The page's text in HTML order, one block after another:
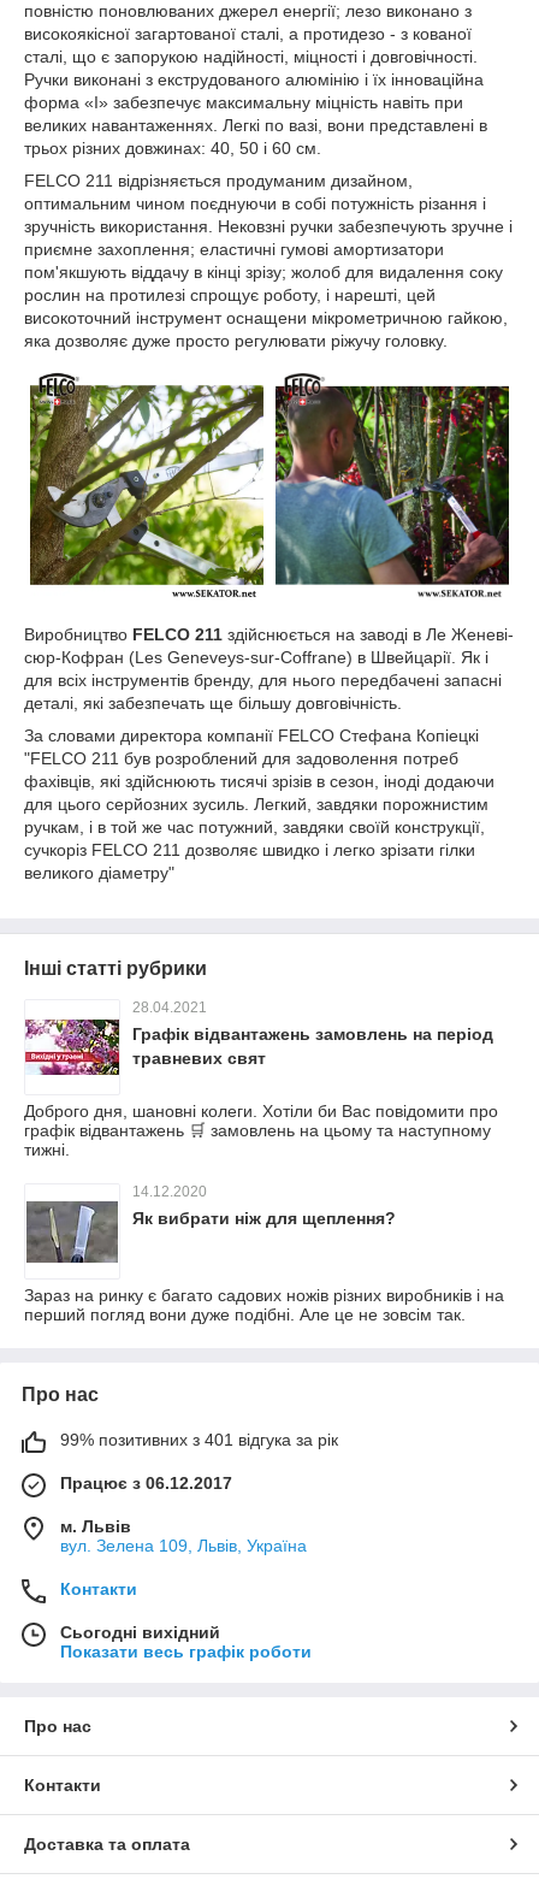
повністю поновлюваних джерел енергії; лезо виконано з
високоякісної загартованої сталі, а протидезо - з кованої
сталі, що є запорукою надійності, міцності і довговічності.
Ручки виконані з екструдованого алюмінію і їх інноваційна
форма «I» забезпечує максимальну міцність навіть при
великих навантаженнях. Легкі по вазі, вони представлені в
трьох різних довжинах: 40, 50 і 60 см.
FELCO 211 відрізняється продуманим дизайном,
оптимальним чином поєднуючи в собі потужність різання і
зручність використання. Нековзні ручки забезпечують зручне і
приємне захоплення; еластичні гумові амортизатори
пом'якшують віддачу в кінці зрізу; жолоб для видалення соку
рослин на протилезі спрощує роботу, і нарешті, цей
високоточний інструмент оснащени мікрометричною гайкою,
яка дозволяє дуже просто регулювати ріжучу головку.
Виробництво FELCO 211 здійснюється на заводі в Ле Женеві-
сюр-Кофран (Les Geneveys-sur-Coffrane) в Швейцарії. Як і
для всіх інструментів бренду, для нього передбачені запасні
деталі, які забезпечать ще більшу довговічність.
За словами директора компанії FELCO Стефана Копіецкі
"FELCO 211 був розроблений для задоволення потреб
фахівців, які здійснюють тисячі зрізів в сезон, іноді додаючи
для цього серйозних зусиль. Легкий, завдяки порожнистим
ручкам, і в той же час потужний, завдяки своїй конструкції,
сучкоріз FELCO 211 дозволяє швидко і легко зрізати гілки
великого діаметру"
Інші статті рубрики
28.04.2021
Графік відвантажень замовлень на період
травневих свят
Доброго дня, шановні колеги. Хотіли би Вас повідомити про
графік відвантажень 🛒 замовлень на цьому та наступному
тижні.
14.12.2020
Як вибрати ніж для щеплення?
Зараз на ринку є багато садових ножів різних виробників і на
перший погляд вони дуже подібні. Але це не зовсім так.
Про нас
99% позитивних з 401 відгука за рік
Працює з 06.12.2017
м. Львів
вул. Зелена 109, Львів, Україна
Контакти
Сьогодні вихідний
Показати весь графік роботи
Про нас
Контакти
Доставка та оплата